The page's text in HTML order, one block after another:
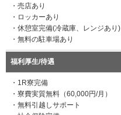
・売店あり
・ロッカーあり
・休憩室完備(冷蔵庫、レンジあり)
・無料の駐車場あり
福利厚生/待遇
・1R寮完備
・寮費実質無料（60,000円/月）
・無料引越しサポート